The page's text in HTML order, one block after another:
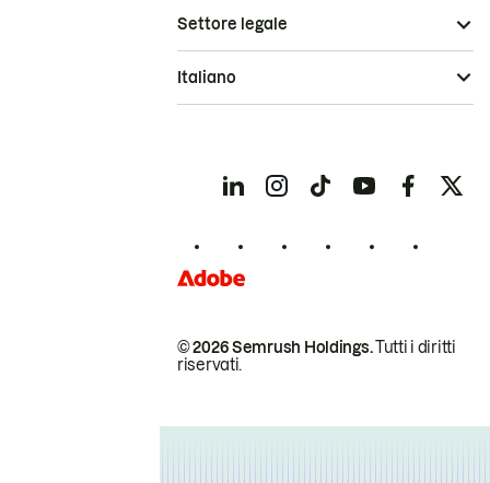
© 2026 Semrush Holdings.Tutti i diritti
riservati.
Settore legale
Italiano